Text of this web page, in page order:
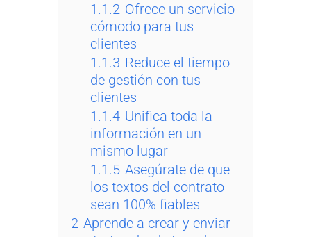
1.1.2 Ofrece un servicio
cómodo para tus
clientes
1.1.3 Reduce el tiempo
de gestión con tus
clientes
1.1.4 Unifica toda la
información en un
mismo lugar
1.1.5 Asegúrate de que
los textos del contrato
sean 100% fiables
2 Aprende a crear y enviar